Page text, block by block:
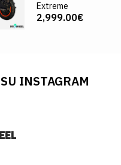
Extreme
2,999.00€
SU INSTAGRAM